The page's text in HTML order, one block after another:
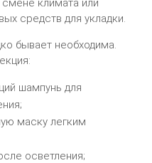
климата или
средств для укладки.
бывает необходима.
шампунь для
маску легким
осветления;